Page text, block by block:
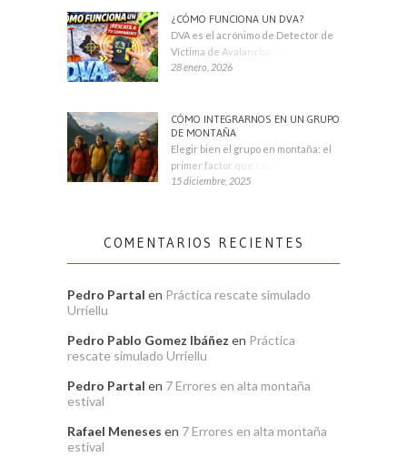
¿CÓMO FUNCIONA UN DVA?
DVA es el acrónimo de Detector de
Víctima de Avalancha. También se
28 enero, 2026
CÓMO INTEGRARNOS EN UN GRUPO
DE MONTAÑA
Elegir bien el grupo en montaña: el
primer factor que condiciona tu
15 diciembre, 2025
COMENTARIOS RECIENTES
Pedro Partal en Práctica rescate simulado
Urriellu
Pedro Pablo Gomez Ibáñez en Práctica
rescate simulado Urriellu
Pedro Partal en 7 Errores en alta montaña
estival
Rafael Meneses en 7 Errores en alta montaña
estival